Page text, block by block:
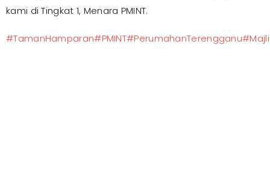
kami di Tingkat 1, Menara PMINT.
#TamanHamparan#PMINT#PerumahanTerengganu